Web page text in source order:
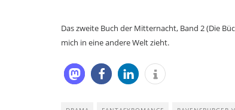
Das zweite Buch der Mitternacht, Band 2 (Die
mich in eine andere Welt zieht.